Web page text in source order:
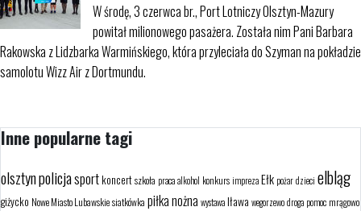
W środę, 3 czerwca br., Port Lotniczy Olsztyn-Mazury
powitał milionowego pasażera. Została nim Pani Barbara
Rakowska z Lidzbarka Warmińskiego, która przyleciała do Szyman na pokładzie
samolotu Wizz Air z Dortmundu.
Inne popularne tagi
olsztynpolicjasport koncertszkoła pracaalkohol konkurs imprezaEłk pożardzieci elbląg
giżycko Nowe Miasto Lubawskiesiatkówka piłka nożna wystawaIława wegorzewodroga pomoc mrągowo